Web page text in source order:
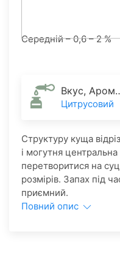
Середній – 0,6 – 2 %
Цитрусовий
Структуру куща
і могутня
перетворитися на
розмірів. Запах під
приємний.
Повний опис